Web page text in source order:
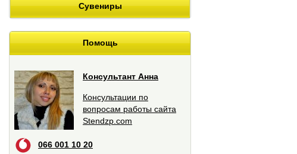
Сувениры
Помощь
Консультант Анна
Консультации по
вопросам работы сайта
Stendzp.com
066 001 10 20